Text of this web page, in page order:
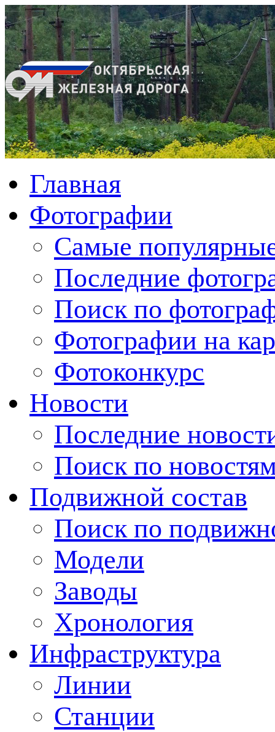
Главная
Фотографии
Cамые
Последние
Поиск по
Фотографии на
Фотоконкурс
Новости
Последние
Поиск по
Подвижной состав
Поиск по
Модели
Заводы
Хронология
Инфраструктура
Линии
Станции